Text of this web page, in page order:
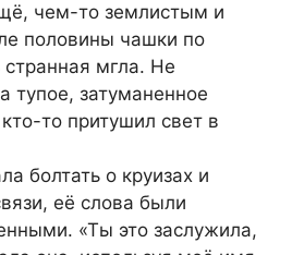
чем-то землистым и
половины чашки по
странная мгла. Не
тупое, затуманенное
то притушил свет в
болтать о круизах и
её слова были
«Ты это заслужила,